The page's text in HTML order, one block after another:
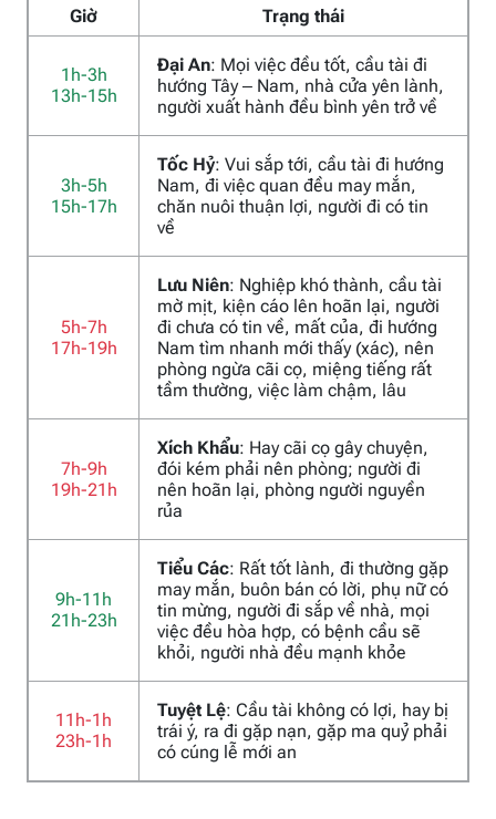
Giờ Trạng thái
1h-3h
13h-15h
Đại An: Mọi việc đều tốt, cầu tài đi
hướng Tây – Nam, nhà cửa yên lành,
người xuất hành đều bình yên trở về
3h-5h
15h-17h
Tốc Hỷ: Vui sắp tới, cầu tài đi hướng
Nam, đi việc quan đều may mắn,
chăn nuôi thuận lợi, người đi có tin
về
5h-7h
17h-19h
Lưu Niên: Nghiệp khó thành, cầu tài
mờ mịt, kiện cáo lên hoãn lại, người
đi chưa có tin về, mất của, đi hướng
Nam tìm nhanh mới thấy (xác), nên
phòng ngừa cãi cọ, miệng tiếng rất
tầm thường, việc làm chậm, lâu
7h-9h
19h-21h
Xích Khẩu: Hay cãi cọ gây chuyện,
đói kém phải nên phòng; người đi
nên hoãn lại, phòng người nguyền
rủa
9h-11h
21h-23h
Tiểu Các: Rất tốt lành, đi thường gặp
may mắn, buôn bán có lời, phụ nữ có
tin mừng, người đi sắp về nhà, mọi
việc đều hòa hợp, có bệnh cầu sẽ
khỏi, người nhà đều mạnh khỏe
11h-1h
23h-1h
Tuyệt Lệ: Cầu tài không có lợi, hay bị
trái ý, ra đi gặp nạn, gặp ma quỷ phải
có cúng lễ mới an